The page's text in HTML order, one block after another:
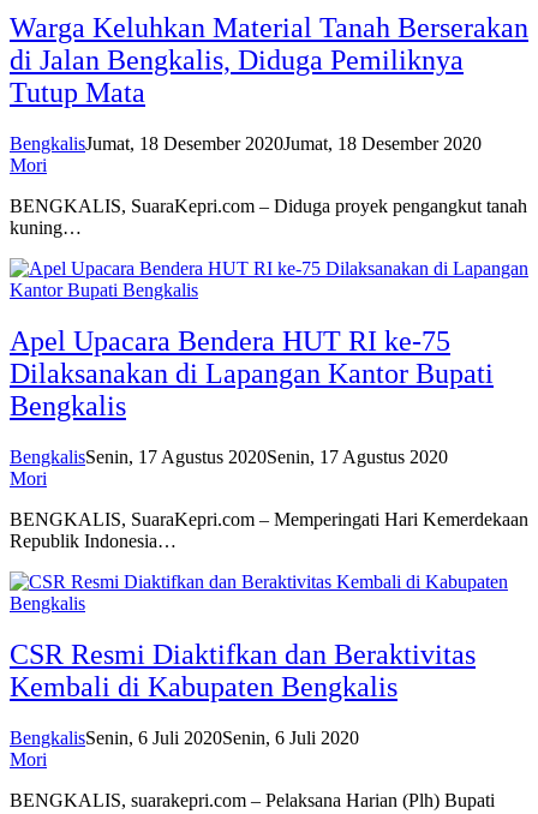
Warga Keluhkan Material Tanah Berserakan
di Jalan Bengkalis, Diduga Pemiliknya
Tutup Mata
BengkalisJumat, 18 Desember 2020Jumat, 18 Desember 2020
Mori
BENGKALIS, SuaraKepri.com – Diduga proyek pengangkut tanah
kuning…
Apel Upacara Bendera HUT RI ke-75
Dilaksanakan di Lapangan Kantor Bupati
Bengkalis
BengkalisSenin, 17 Agustus 2020Senin, 17 Agustus 2020
Mori
BENGKALIS, SuaraKepri.com – Memperingati Hari Kemerdekaan
Republik Indonesia…
CSR Resmi Diaktifkan dan Beraktivitas
Kembali di Kabupaten Bengkalis
BengkalisSenin, 6 Juli 2020Senin, 6 Juli 2020
Mori
BENGKALIS, suarakepri.com – Pelaksana Harian (Plh) Bupati